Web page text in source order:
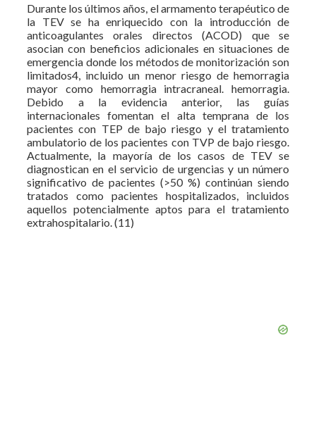
Durante los últimos años, el armamento terapéutico de
la TEV se ha enriquecido con la introducción de
anticoagulantes orales directos (ACOD) que se
asocian con beneficios adicionales en situaciones de
emergencia donde los métodos de monitorización son
limitados4, incluido un menor riesgo de hemorragia
mayor como hemorragia intracraneal. hemorragia.
Debido a la evidencia anterior, las guías
internacionales fomentan el alta temprana de los
pacientes con TEP de bajo riesgo y el tratamiento
ambulatorio de los pacientes con TVP de bajo riesgo.
Actualmente, la mayoría de los casos de TEV se
diagnostican en el servicio de urgencias y un número
significativo de pacientes (>50 %) continúan siendo
tratados como pacientes hospitalizados, incluidos
aquellos potencialmente aptos para el tratamiento
extrahospitalario. (11)